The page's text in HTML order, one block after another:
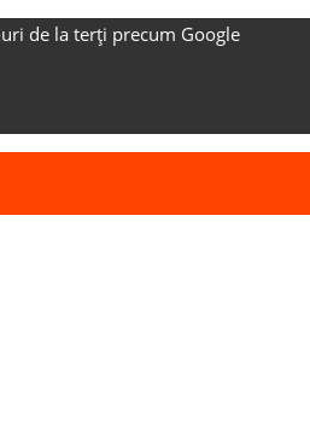
de la terți precum Google